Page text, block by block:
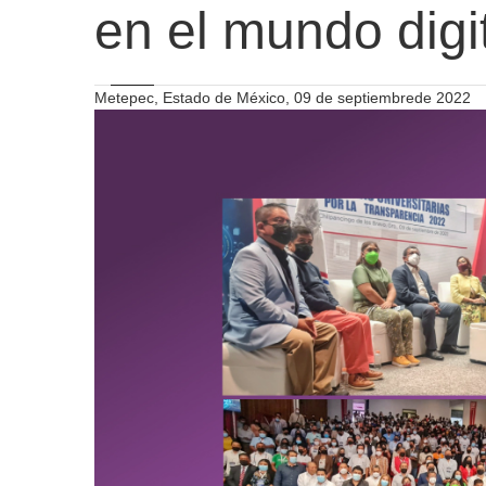
en el mundo
Metepec, Estado de México, 09 de septiembrede 2022